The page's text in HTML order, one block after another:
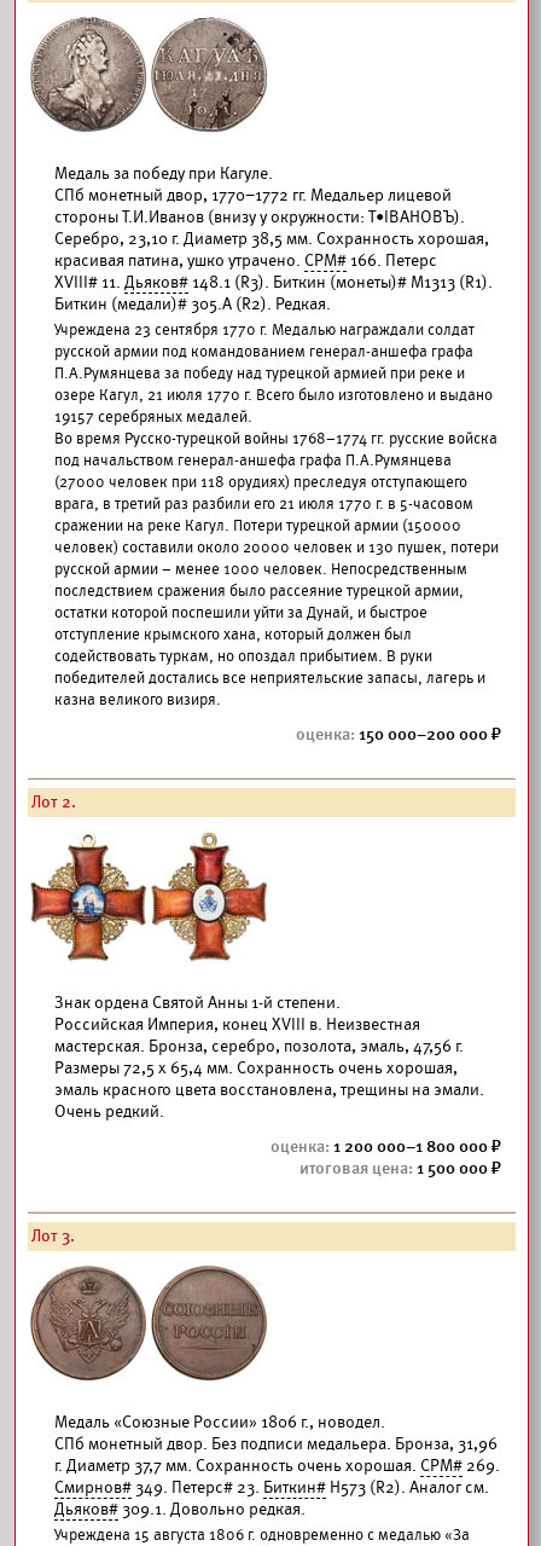
Медаль за победу при Кагуле.
СПб монетный двор, 1770–1772 гг. Медальер лицевой
стороны Т.И.Иванов (внизу у окружности: Т•IВАНОВЪ).
Серебро, 23,10 г. Диаметр 38,5 мм. Сохранность хорошая,
красивая патина, ушко утрачено. СРМ# 166. Петерс
XVIII# 11. Дьяков# 148.1 (R3). Биткин (монеты)# М1313 (R1).
Биткин (медали)# 305.А (R2). Редкая.
Учреждена 23 сентября 1770 г. Медалью награждали солдат
русской армии под командованием генерал-аншефа графа
П.А.Румянцева за победу над турецкой армией при реке и
озере Кагул, 21 июля 1770 г. Всего было изготовлено и выдано
19157 серебряных медалей.
Во время Русско-турецкой войны 1768–1774 гг. русские войска
под начальством генерал-аншефа графа П.А.Румянцева
(27000 человек при 118 орудиях) преследуя отступающего
врага, в третий раз разбили его 21 июля 1770 г. в 5-часовом
сражении на реке Кагул. Потери турецкой армии (150000
человек) составили около 20000 человек и 130 пушек, потери
русской армии – менее 1000 человек. Непосредственным
последствием сражения было рассеяние турецкой армии,
остатки которой поспешили уйти за Дунай, и быстрое
отступление крымского хана, который должен был
содействовать туркам, но опоздал прибытием. В руки
победителей достались все неприятельские запасы, лагерь и
казна великого визиря.
150 000–200 000
Лот 2.
Знак ордена Святой Анны 1-й степени.
Российская Империя, конец XVIII в. Неизвестная
мастерская. Бронза, серебро, позолота, эмаль, 47,56 г.
Размеры 72,5 х 65,4 мм. Сохранность очень хорошая,
эмаль красного цвета восстановлена, трещины на эмали.
Очень редкий.
1 200 000–1 800 000
1 500 000
Лот 3.
Медаль «Союзные России» 1806 г., новодел.
СПб монетный двор. Без подписи медальера. Бронза, 31,96
г. Диаметр 37,7 мм. Сохранность очень хорошая. СРМ# 269.
Смирнов#349. Петерс# 23. Биткин# Н573 (R2). Аналог см.
Дьяков#309.1. Довольно редкая.
Учреждена 15 августа 1806 г. одновременно с медалью «За